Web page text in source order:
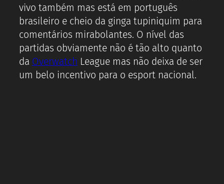
vivo também mas está em português
brasileiro e cheio da ginga tupiniquim para
comentários mirabolantes. O nível das
partidas obviamente não é tão alto quanto
da Overwatch League mas não deixa de ser
um belo incentivo para o esport nacional.